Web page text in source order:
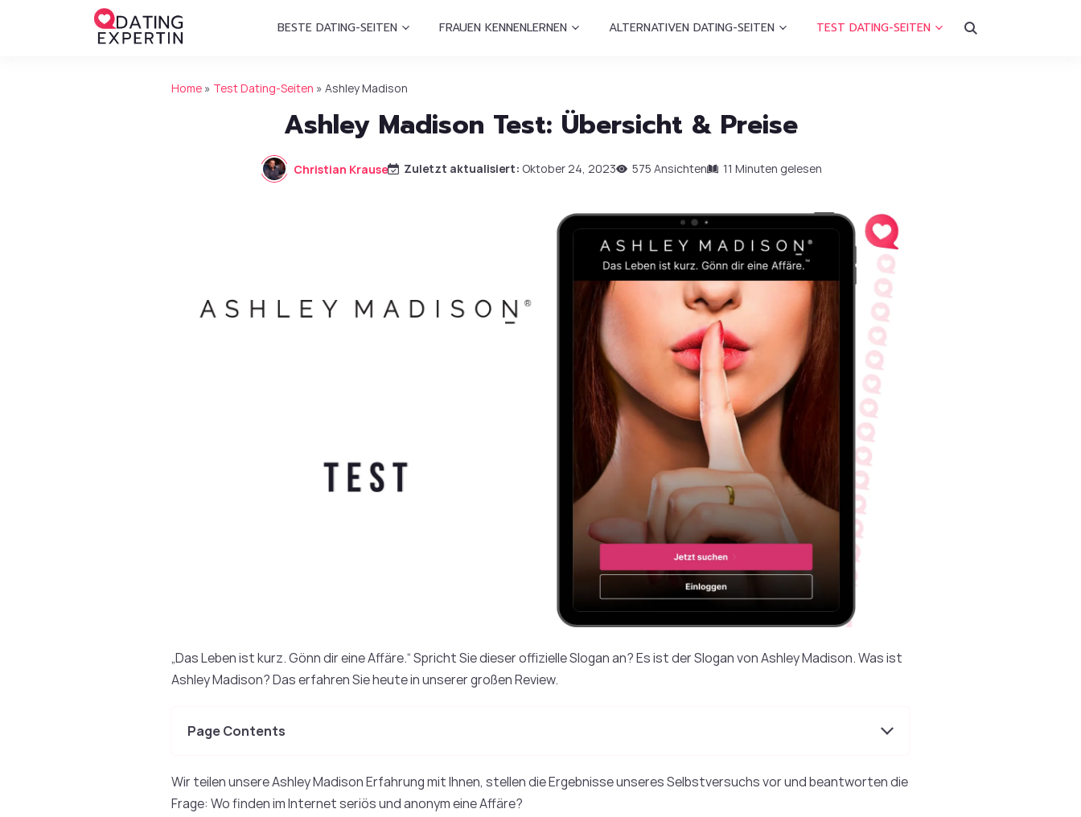
BESTE DATING-SEITEN FRAUEN KENNENLERNEN ALTERNATIVEN DATING-SEITEN TEST DATING-SEITEN
Home » Test Dating-Seiten » Ashley Madison
Ashley Madison Test: Übersicht & Preise
Christian Krause Zuletzt aktualisiert: Oktober 24, 2023 575 Ansichten 11 Minuten gelesen
„Das Leben ist kurz. Gönn dir eine Affäre.“ Spricht Sie dieser offizielle Slogan an? Es ist der Slogan von Ashley Madison. Was ist
Ashley Madison? Das erfahren Sie heute in unserer großen Review.
Page Contents
Wir teilen unsere Ashley Madison Erfahrung mit Ihnen, stellen die Ergebnisse unseres Selbstversuchs vor und beantworten die
Frage: Wo finden im Internet seriös und anonym eine Affäre?